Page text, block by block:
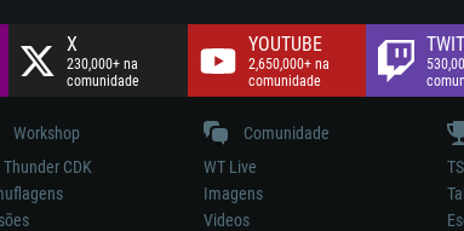
X
230,000+ na
comunidade
YOUTUBE
2,650,000+ na
comunidade
Workshop
Thunder CDK
Comunidade
WT Live
Imagens
Videos